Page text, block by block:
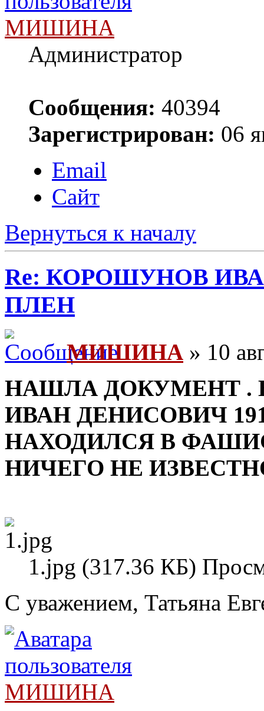
МИШИНА
Администратор
Сообщения: 40394
Зарегистрирован: 06
Email
Сайт
Вернуться к началу
Re: КОРОШУНОВ
ПЛЕН
МИШИНА » 10
НАШЛА ДОКУМЕНТ .
ИВАН ДЕНИСОВИЧ
НАХОДИЛСЯ В
НИЧЕГО НЕ
1.jpg (317.36 КБ)
С уважением, Татьяна
МИШИНА